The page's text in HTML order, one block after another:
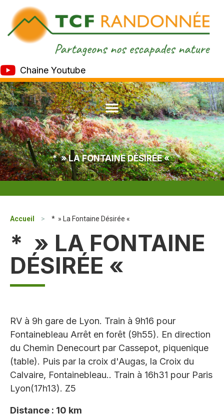
Chaine Youtube
* » LA FONTAINE DÉSIRÉE «
Accueil > * » La Fontaine Désirée «
* » LA FONTAINE
DÉSIRÉE «
RV à 9h gare de Lyon. Train à 9h16 pour
Fontainebleau Arrêt en forêt (9h55). En direction
du Chemin Denecourt par Cassepot, piquenique
(table). Puis par la croix d'Augas, la Croix du
Calvaire, Fontainebleau.. Train à 16h31 pour Paris
Lyon(17h13). Z5
Distance : 10 km